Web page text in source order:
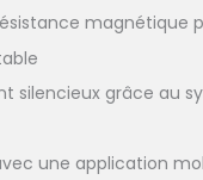
magnétique
silencieux grâce au
une application